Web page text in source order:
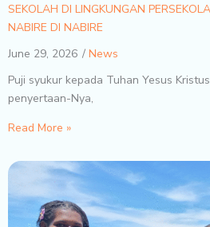
SEKOLAH DI LINGKUNGAN
NABIRE DI NABIRE
June 29, 2026
News
Puji syukur kepada Tuhan Yesus
penyertaan-Nya,
Read More »